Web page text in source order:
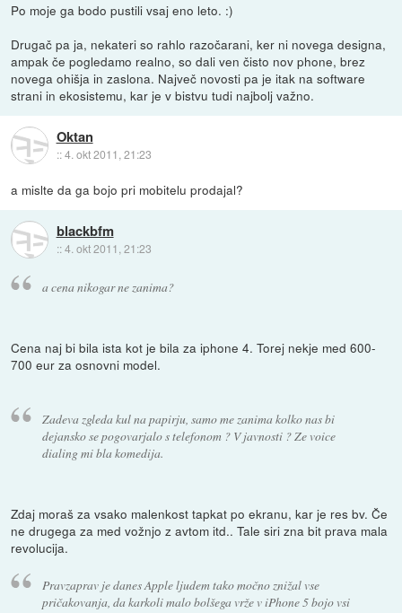
Po moje ga bodo pustili vsaj eno leto. :)
Drugač pa ja, nekateri so rahlo razočarani, ker ni novega designa,
ampak če pogledamo realno, so dali ven čisto nov phone, brez
novega ohišja in zaslona. Največ novosti pa je itak na software
strani in ekosistemu, kar je v bistvu tudi najbolj važno.
Oktan
::4. okt 2011, 21:23
a mislte da ga bojo pri mobitelu prodajal?
blackbfm
::4. okt 2011, 21:23
a cena nikogar ne zanima?
Cena naj bi bila ista kot je bila za iphone 4. Torej nekje med 600-
700 eur za osnovni model.
Zadeva zgleda kul na papirju, samo me zanima kolko nas bi
dejansko se pogovarjalo s telefonom ? V javnosti ? Ze voice
dialing mi bla komedija.
Zdaj moraš za vsako malenkost tapkat po ekranu, kar je res bv. Če
ne drugega za med vožnjo z avtom itd.. Tale siri zna bit prava mala
revolucija.
Pravzaprav je danes Apple ljudem tako močno znižal vse
pričakovanja, da karkoli malo bolšega vrže v iPhone 5 bojo vsi